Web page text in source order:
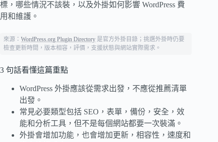
標，哪些情況不該裝，以及外掛如何影響 WordPress 費
用和維護。
來源：WordPress.org Plugin Directory 是官方外掛目錄；挑選外掛時仍要
檢查更新時間，版本相容，評價，支援狀態與網站實際需求。
3 句話看懂這篇重點
WordPress 外掛應該從需求出發，不應從推薦清單
出發。
常見必要類型包括 SEO，表單，備份，安全，效
能和分析工具，但不是每個網站都要一次裝滿。
外掛會增加功能，也會增加更新，相容性，速度和